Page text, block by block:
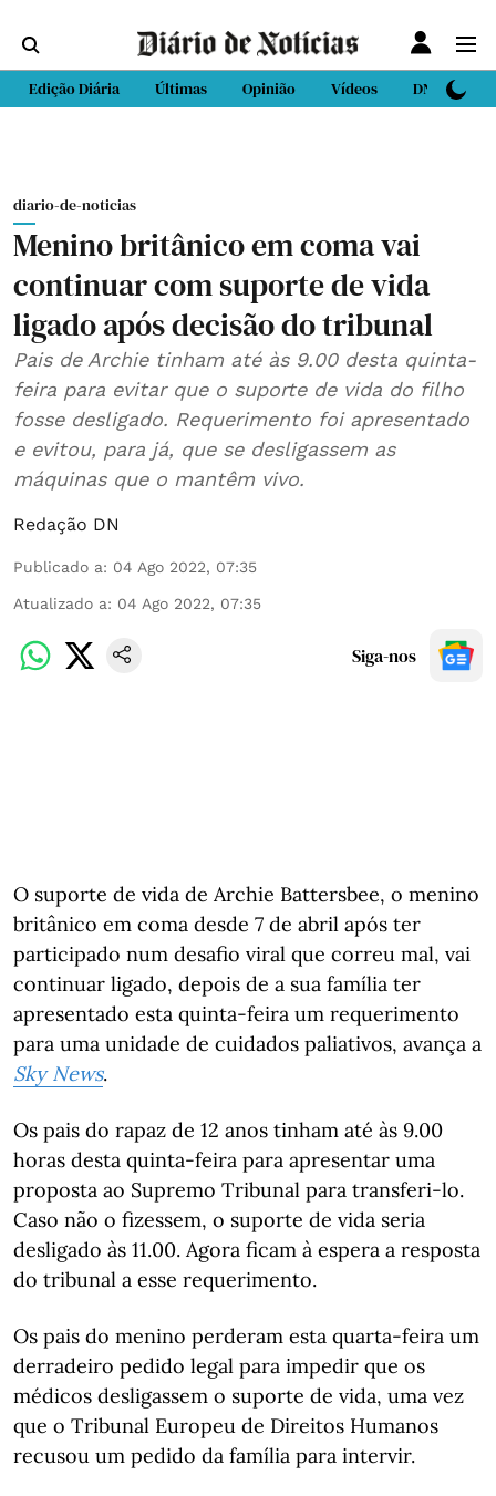
Edição Diária Últimas Opinião Vídeos DN Sport
diario-de-noticias
Menino britânico em coma vai
continuar com suporte de vida
ligado após decisão do tribunal
Pais de Archie tinham até às 9.00 desta quinta-
feira para evitar que o suporte de vida do filho
fosse desligado. Requerimento foi apresentado
e evitou, para já, que se desligassem as
máquinas que o mantêm vivo.
Redação DN
Publicado a: 04 Ago 2022, 07:35
Atualizado a: 04 Ago 2022, 07:35
Siga-nos
O suporte de vida de Archie Battersbee, o menino
britânico em coma desde 7 de abril após ter
participado num desafio viral que correu mal, vai
continuar ligado, depois de a sua família ter
apresentado esta quinta-feira um requerimento
para uma unidade de cuidados paliativos, avança a
Sky News.
Os pais do rapaz de 12 anos tinham até às 9.00
horas desta quinta-feira para apresentar uma
proposta ao Supremo Tribunal para transferi-lo.
Caso não o fizessem, o suporte de vida seria
desligado às 11.00. Agora ficam à espera a resposta
do tribunal a esse requerimento.
Os pais do menino perderam esta quarta-feira um
derradeiro pedido legal para impedir que os
médicos desligassem o suporte de vida, uma vez
que o Tribunal Europeu de Direitos Humanos
recusou um pedido da família para intervir.